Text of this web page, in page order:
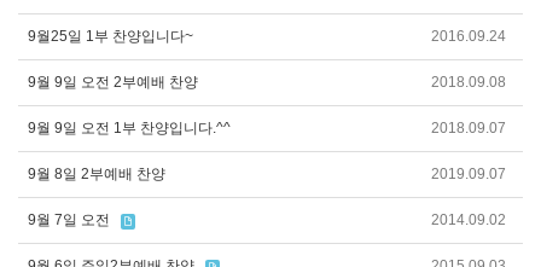
9월25일 1부 찬양입니다~ 2016.09.24
9월 9일 오전 2부예배 찬양 2018.09.08
9월 9일 오전 1부 찬양입니다.^^ 2018.09.07
9월 8일 2부예배 찬양 2019.09.07
9월 7일 오전 2014.09.02